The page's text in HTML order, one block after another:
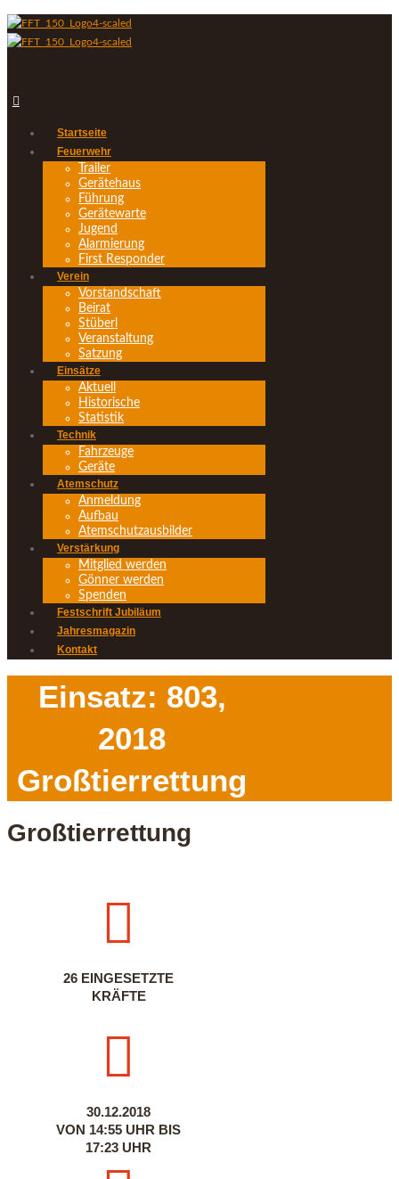
Startseite
Feuerwehr
Trailer
Gerätehaus
Führung
Gerätewarte
Jugend
Alarmierung
First Responder
Verein
Vorstandschaft
Beirat
Stüberl
Veranstaltung
Satzung
Einsätze
Aktuell
Historische
Statistik
Technik
Fahrzeuge
Geräte
Atemschutz
Anmeldung
Aufbau
Atemschutzausbilder
Verstärkung
Mitglied werden
Gönner werden
Spenden
Festschrift Jubiläum
Jahresmagazin
Kontakt
Einsatz: 803,
2018
Großtierrettung
Großtierrettung
26 EINGESETZTE
KRÄFTE
30.12.2018
VON 14:55 UHR BIS
17:23 UHR